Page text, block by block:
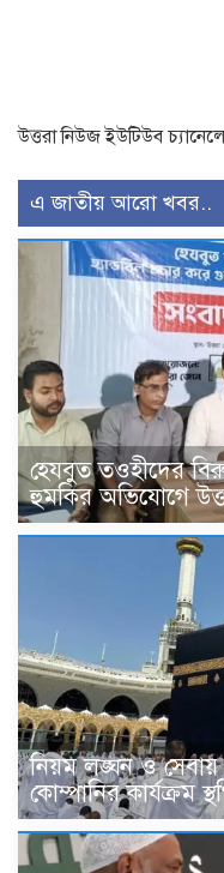
উত্তরা নিউজ ইউটিউব
এ জাতীয় আরো খবর..
হেযবুত তওহীদের
হুমকির অভিযোগে
নিয়ম লঙ্ঘন ও
কোম্পানির কার্যক্রম